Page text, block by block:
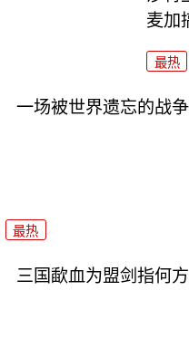
麦加
最热
一场被世界遗忘的战
最热
三国歃血为盟剑指何